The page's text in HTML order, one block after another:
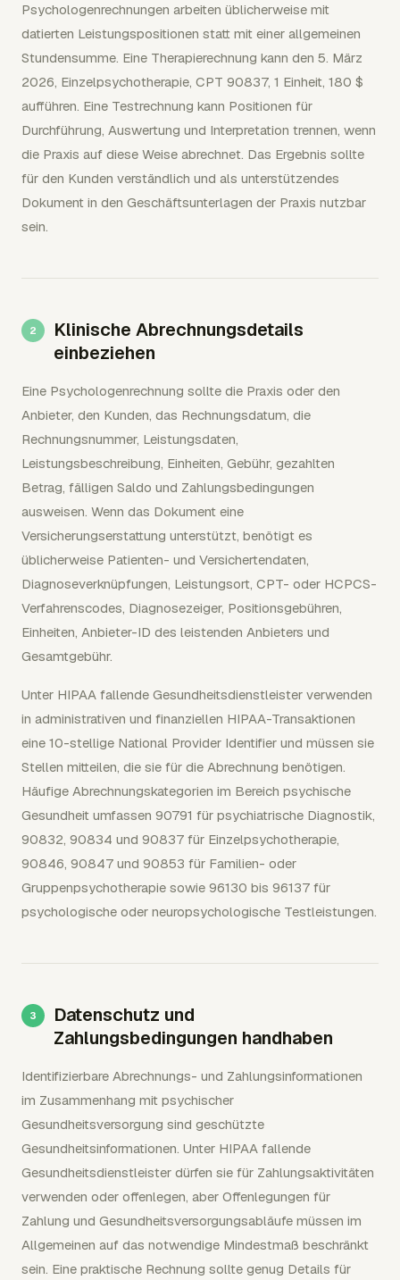
Psychologenrechnungen arbeiten üblicherweise mit
datierten Leistungspositionen statt mit einer allgemeinen
Stundensumme. Eine Therapierechnung kann den 5. März
2026, Einzelpsychotherapie, CPT 90837, 1 Einheit, 180 $
aufführen. Eine Testrechnung kann Positionen für
Durchführung, Auswertung und Interpretation trennen, wenn
die Praxis auf diese Weise abrechnet. Das Ergebnis sollte
für den Kunden verständlich und als unterstützendes
Dokument in den Geschäftsunterlagen der Praxis nutzbar
sein.
Klinische Abrechnungsdetails
einbeziehen
Eine Psychologenrechnung sollte die Praxis oder den
Anbieter, den Kunden, das Rechnungsdatum, die
Rechnungsnummer, Leistungsdaten,
Leistungsbeschreibung, Einheiten, Gebühr, gezahlten
Betrag, fälligen Saldo und Zahlungsbedingungen
ausweisen. Wenn das Dokument eine
Versicherungserstattung unterstützt, benötigt es
üblicherweise Patienten- und Versichertendaten,
Diagnoseverknüpfungen, Leistungsort, CPT- oder HCPCS-
Verfahrenscodes, Diagnosezeiger, Positionsgebühren,
Einheiten, Anbieter-ID des leistenden Anbieters und
Gesamtgebühr.
Unter HIPAA fallende Gesundheitsdienstleister verwenden
in administrativen und finanziellen HIPAA-Transaktionen
eine 10-stellige National Provider Identifier und müssen sie
Stellen mitteilen, die sie für die Abrechnung benötigen.
Häufige Abrechnungskategorien im Bereich psychische
Gesundheit umfassen 90791 für psychiatrische Diagnostik,
90832, 90834 und 90837 für Einzelpsychotherapie,
90846, 90847 und 90853 für Familien- oder
Gruppenpsychotherapie sowie 96130 bis 96137 für
psychologische oder neuropsychologische Testleistungen.
Datenschutz und
Zahlungsbedingungen handhaben
Identifizierbare Abrechnungs- und Zahlungsinformationen
im Zusammenhang mit psychischer
Gesundheitsversorgung sind geschützte
Gesundheitsinformationen. Unter HIPAA fallende
Gesundheitsdienstleister dürfen sie für Zahlungsaktivitäten
verwenden oder offenlegen, aber Offenlegungen für
Zahlung und Gesundheitsversorgungsabläufe müssen im
Allgemeinen auf das notwendige Mindestmaß beschränkt
sein. Eine praktische Rechnung sollte genug Details für